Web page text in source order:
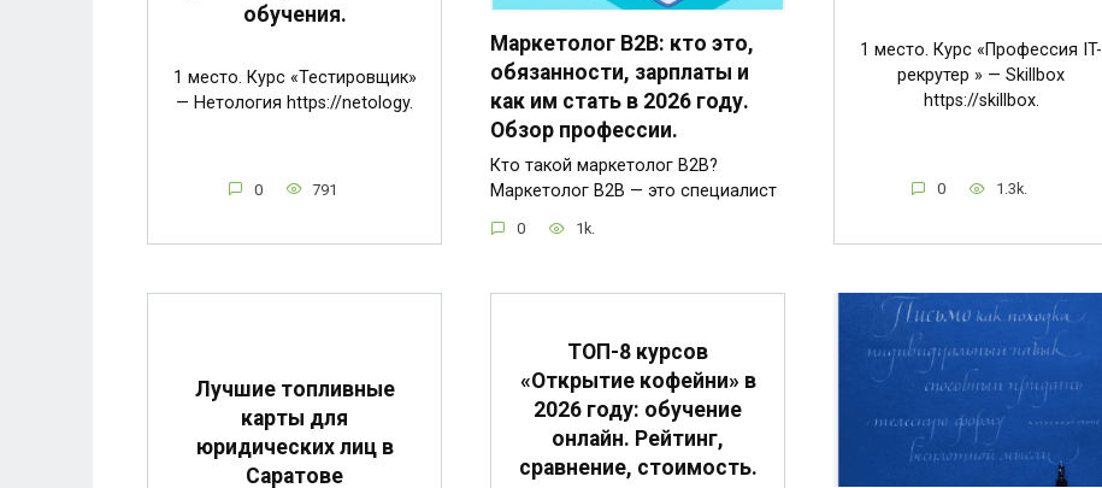
обучения.
1 место. Курс «Тестировщик»
— Нетология https://netology.
0 791
Маркетолог B2B: кто это,
обязанности, зарплаты и
как им стать в 2026 году.
Обзор профессии.
Кто такой маркетолог B2B?
Маркетолог B2B — это специалист
0 1k.
1 место. Курс «Профессия IT-
рекрутер » — Skillbox
https://skillbox.
0 1.3k.
Лучшие топливные
карты для
юридических лиц в
Саратове
ТОП-8 курсов
«Открытие кофейни» в
2026 году: обучение
онлайн. Рейтинг,
сравнение, стоимость.